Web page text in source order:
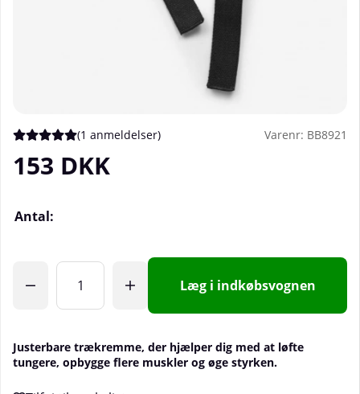
Gennemsnitlig vurdering 5 ud af 5 Antal vurderinger 1
(1 anmeldelser) Varenr: BB8921
153 DKK
Antal:
Læg i indkøbsvognen
Justerbare trækremme, der hjælper dig med at løfte
tungere, opbygge flere muskler og øge styrken.